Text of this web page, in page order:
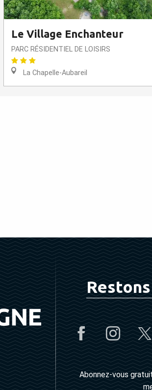
Le Village Enchanteur
PARC RÉSIDENTIEL DE LOISIRS
La Chapelle-Aubareil
Abonnez-vous